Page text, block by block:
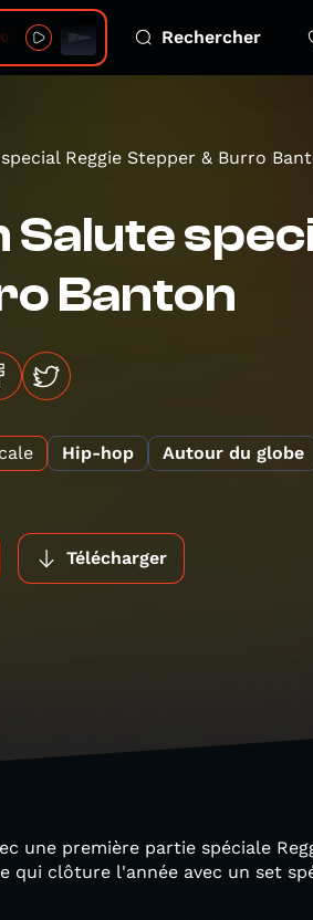
08 06 - 4 eco emotions Rechercher
Reggie Stepper & Burro
Salute
Banton
Hip-hop Autour du globe
Télécharger
une première partie spéciale
qui clôture l'année avec un set